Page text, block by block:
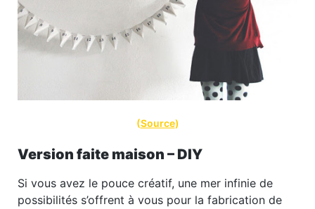
(Source)
Version faite maison – DIY
Si vous avez le pouce créatif, une mer infinie de
possibilités s’offrent à vous pour la fabrication de